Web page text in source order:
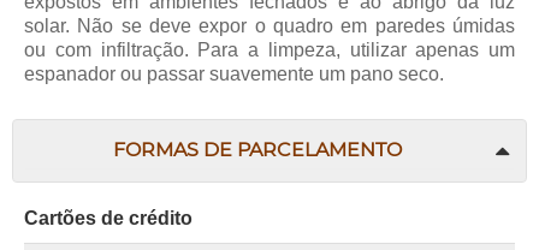
solar. Não se deve expor o quadro em paredes úmidas
ou com infiltração. Para a limpeza, utilizar apenas um
espanador ou passar suavemente um pano seco.
FORMAS DE PARCELAMENTO
Cartões de crédito